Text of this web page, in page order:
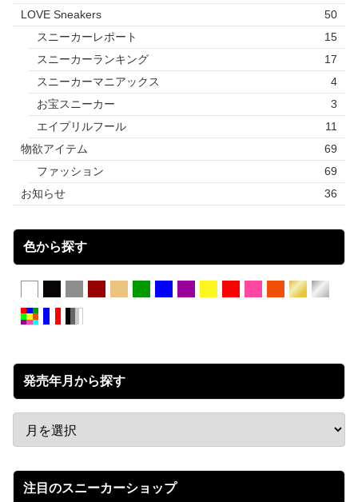
LOVE Sneakers
50
スニーカーレポート
15
スニーカーランキング
17
スニーカーマニアックス
4
お宝スニーカー
3
エイプリルフール
11
物欲アイテム
69
ファッション
69
お知らせ
36
色から探す
発売年月から探す
注目のスニーカーショップ